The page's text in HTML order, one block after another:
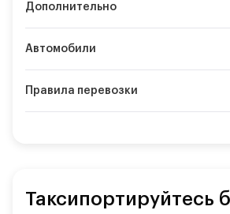
Дополнительно
Автомобили
Правила перевозки
Таксипортируйтесь